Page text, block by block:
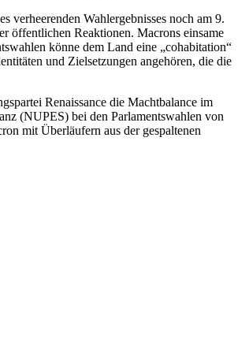
verheerenden Wahlergebnisses noch am 9.
öffentlichen Reaktionen. Macrons einsame
könne dem Land eine „cohabitation“
und Zielsetzungen angehören, die die
Renaissance die Machtbalance im
(NUPES) bei den Parlamentswahlen von
mit Überläufern aus der gespaltenen